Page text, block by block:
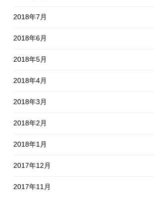
2018年7月
2018年6月
2018年5月
2018年4月
2018年3月
2018年2月
2018年1月
2017年12月
2017年11月